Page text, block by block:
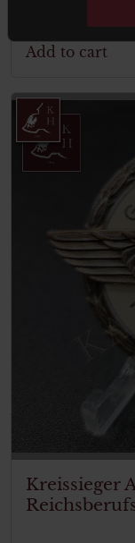
Add to cart
Kreissieger